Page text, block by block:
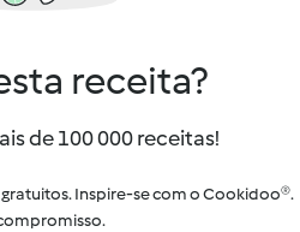
receita?
de 100 000 receitas!
gratuitos. Inspire-se com o Cookidoo®.